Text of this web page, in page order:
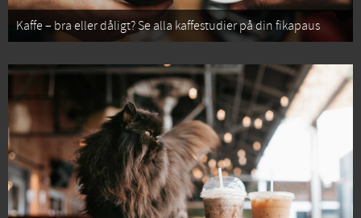
Kaffe – bra eller dåligt? Se alla kaffestudier på din fikapaus